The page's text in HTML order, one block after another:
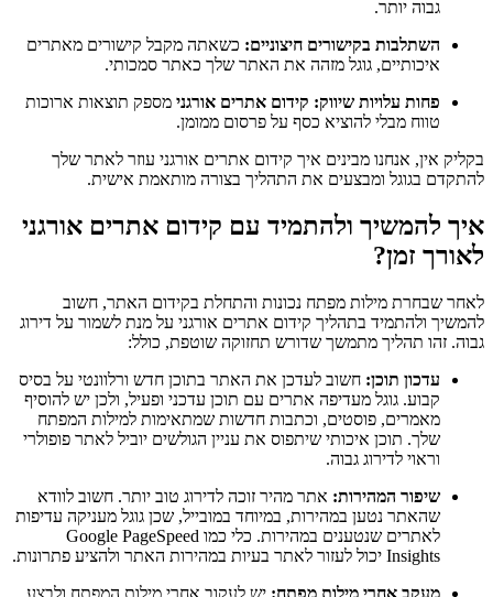
גבוה יותר.
השתלבות בקישורים חיצוניים: כשאתה מקבל קישורים מאתרים
איכותיים, גוגל מזהה את האתר שלך כאתר סמכותי.
פחות עלויות שיווק: קידום אתרים אורגני מספק תוצאות ארוכות
טווח מבלי להוציא כסף על פרסום ממומן.
בקליק אין, אנחנו מבינים איך קידום אתרים אורגני עוזר לאתר שלך
להתקדם בגוגל ומבצעים את התהליך בצורה מותאמת אישית.
איך להמשיך ולהתמיד עם קידום אתרים אורגני
לאורך זמן?
לאחר שבחרת מילות מפתח נכונות והתחלת בקידום האתר, חשוב
להמשיך ולהתמיד בתהליך קידום אתרים אורגני על מנת לשמור על דירוג
גבוה. זהו תהליך מתמשך שדורש תחזוקה שוטפת, כולל:
עדכון תוכן: חשוב לעדכן את האתר בתוכן חדש ורלוונטי על בסיס
קבוע. גוגל מעדיפה אתרים עם תוכן עדכני ופעיל, ולכן יש להוסיף
מאמרים, פוסטים, וכתבות חדשות שמתאימות למילות המפתח
שלך. תוכן איכותי שיתפוס את עניין הגולשים יוביל לאתר פופולרי
וראוי לדירוג גבוה.
שיפור המהירות: אתר מהיר זוכה לדירוג טוב יותר. חשוב לוודא
שהאתר נטען במהירות, במיוחד במובייל, שכן גוגל מעניקה עדיפות
לאתרים שנטענים במהירות. כלי כמו Google PageSpeed
Insights יכול לעזור לאתר בעיות במהירות האתר ולהציע פתרונות.
מעקב אחרי מילות מפתח: יש לעקוב אחרי מילות המפתח ולבצע